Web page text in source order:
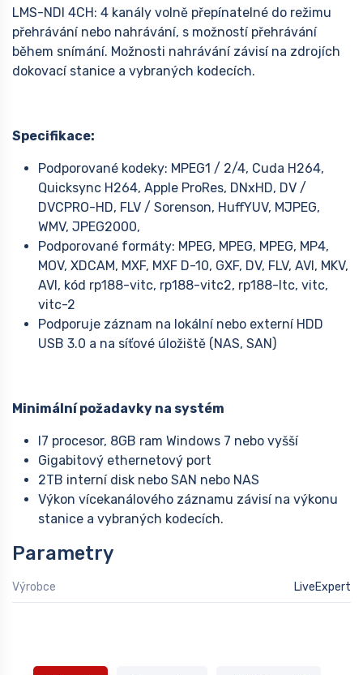
LMS-NDI 4CH: 4 kanály volně přepínatelné do režimu
přehrávání nebo nahrávání, s možností přehrávání
během snímání. Možnosti nahrávání závisí na zdrojích
dokovací stanice a vybraných kodecích.
Specifikace:
Podporované kodeky: MPEG1 / 2/4, Cuda H264,
Quicksync H264, Apple ProRes, DNxHD, DV /
DVCPRO-HD, FLV / Sorenson, HuffYUV, MJPEG,
WMV, JPEG2000,
Podporované formáty: MPEG, MPEG, MPEG, MP4,
MOV, XDCAM, MXF, MXF D-10, GXF, DV, FLV, AVI, MKV,
AVI, kód rp188-vitc, rp188-vitc2, rp188-ltc, vitc,
vitc-2
Podporuje záznam na lokální nebo externí HDD
USB 3.0 a na síťové úložiště (NAS, SAN)
Minimální požadavky na systém
I7 procesor, 8GB ram Windows 7 nebo vyšší
Gigabitový ethernetový port
2TB interní disk nebo SAN nebo NAS
Výkon vícekanálového záznamu závisí na výkonu
stanice a vybraných kodecích.
Parametry
Výrobce LiveExpert